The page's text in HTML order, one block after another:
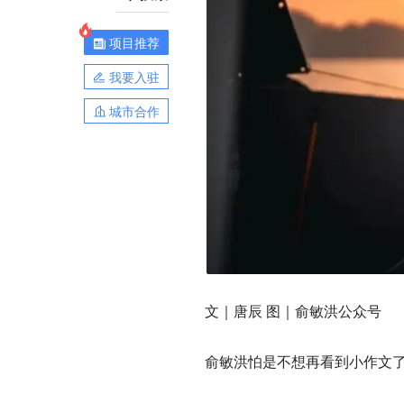
项目推荐
我要入驻
城市合作
文｜唐辰 图｜俞敏洪公众号
俞敏洪怕是不想再看到小作文